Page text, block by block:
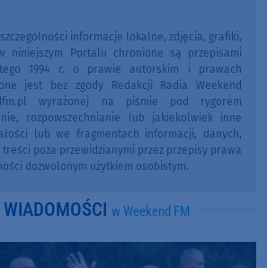
informacje lokalne, zdjęcia, grafiki,
niniejszym Portalu chronione są przepisami
1994 r. o prawie autorskim i prawach
jest bez zgody Redakcji Radia Weekend
wyrażonej na piśmie pod rygorem
rozpowszechnianie lub jakiekolwiek inne
lub we fragmentach informacji, danych,
poza przewidzianymi przez przepisy prawa
dozwolonym użytkiem osobistym.
w Weekend FM